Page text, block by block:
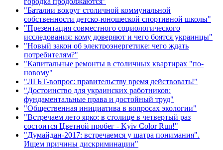
"Баталии вокруг столичной коммунальной
собственности детско-юношеской спортивной школы"
"Презентация совместного социологического
исследования: кому доверяют и чего боятся украинцы"
"Новый закон об электроэнергетике: чего ждать
потребителям?"
"Капитальные ремонты в столичных квартирах "по-
новому"
"ЛГБТ-вопрос: правительству время действовать!"
"Достоинство для украинских работников:
фундаментальные права и достойный труд"
"Общественная инициатива в вопросах экологии"
"Встречаем лето ярко: в столице в четвертый раз
состоится Цветной пробег - Kyiv Color Run!"
"Думайдан-2017: встречаемся у шатра понимания".
Ищем причины дискриминации"